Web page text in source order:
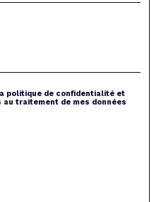
politique de confidentialité et
traitement de mes données